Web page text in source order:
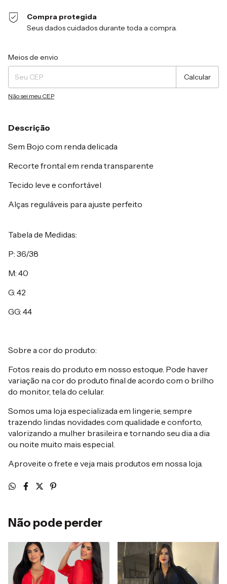
Compra protegida
Seus dados cuidados durante toda a compra.
Entregas para o CEP:
Meios de envio
Calcular
Não sei meu CEP
Descrição
Sem Bojo com renda delicada
Recorte frontal em renda transparente
Tecido leve e confortável
Alças reguláveis para ajuste perfeito
Tabela de Medidas:
P: 36/38
M: 40
G: 42
GG: 44
Sobre a cor do produto:
Fotos reais do produto em nosso estoque. Pode haver
variação na cor do produto final de acordo com o brilho
do monitor, tela do celular.
Somos uma loja especializada em lingerie, sempre
trazendo lindas novidades com qualidade e conforto,
valorizando a mulher brasileira e tornando seu dia a dia
ou noite muito mais especial.
Aproveite o frete e veja mais produtos em nossa loja.
Não pode perder